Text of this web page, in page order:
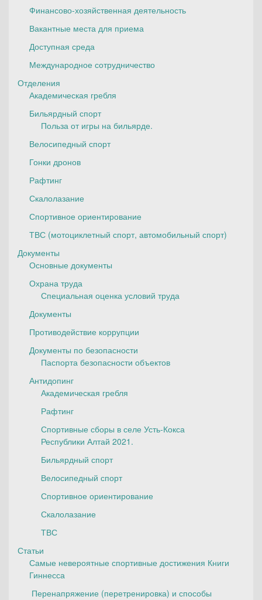
Финансово-хозяйственная деятельность
Вакантные места для приема
Доступная среда
Международное сотрудничество
Отделения
Академическая гребля
Бильярдный спорт
Польза от игры на бильярде.
Велосипедный спорт
Гонки дронов
Рафтинг
Скалолазание
Спортивное ориентирование
ТВС (мотоциклетный спорт, автомобильный спорт)
Документы
Основные документы
Охрана труда
Специальная оценка условий труда
Документы
Противодействие коррупции
Документы по безопасности
Паспорта безопасности объектов
Антидопинг
Академическая гребля
Рафтинг
Спортивные сборы в селе Усть-Кокса
Республики Алтай 2021.
Бильярдный спорт
Велосипедный спорт
Спортивное ориентирование
Скалолазание
ТВС
Статьи
Самые невероятные спортивные достижения Книги
Гиннесса
Перенапряжение (перетренировка) и способы